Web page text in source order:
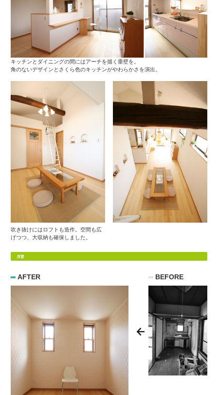
キッチンとダイニングの間にはアーチを描く垂壁を。
角のないデザインとさくら色のキッチンがやわらかさを演出。
吹き抜けにはロフトも造作。空間も広
げつつ、大収納も確保しました。
BEFORE
AFTER